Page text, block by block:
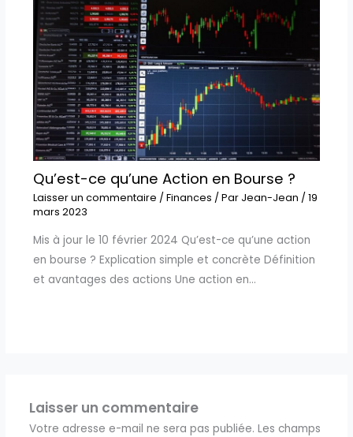
Qu’est-ce qu’une Action en Bourse ?
Laisser un commentaire / Finances / Par Jean-Jean / 19
mars 2023
Mis à jour le 10 février 2024 Qu’est-ce qu’une action
en bourse ? Explication simple et concrète Définition
et avantages des actions Une action en…
Laisser un commentaire
Votre adresse e-mail ne sera pas publiée. Les champs